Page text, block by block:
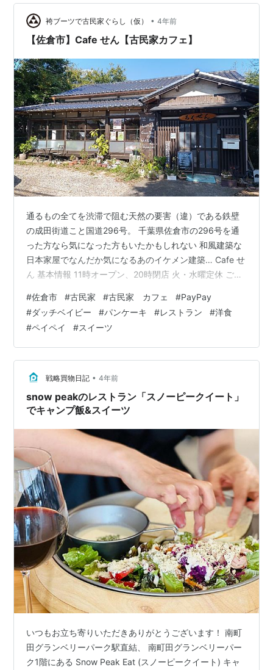
さんの時に紹介したコインパーキングと同じになりま
す） 『オリジナル パンケーキ ハウス』大阪 なんばパー
クス店 住所：大阪府大阪市…
袴ブーツで古民家ぐらし（仮） • 4年前
【佐倉市】Cafe せん【古民家カフェ】
通るもの全てを渋滞で阻む天然の要害（違）である鉄壁
の成田街道こと国道296号。 千葉県佐倉市の296号を通
った方なら気になった方もいたかもしれない 和風建築な
日本家屋でなんだか気になるあのイケメン建築… Cafe せ
ん 基本情報 11時オープン、20時閉店 火・水曜定休 ご予
乗り合わせでのご来店をお願いいたします。 ※公式イン
スタグラムより引用 京成線の京成臼井駅と京成佐倉駅の
中間あたりで、徒歩だとどちらからも30分程のアクセス
のためちょっと厳しいかも。 幻の江原台駅があれば…
ッ！開業はやくしろー 駐車場も296号で車通りも多いの
で駐車も一苦…
#佐倉市 #古民家 #古民家 カフェ #PayPay
#ダッチベイビー #パンケーキ #レストラン #洋食
#ペイペイ #スイーツ
戦略買物日記 • 4年前
snow peakのレストラン「スノーピークイート」
でキャンプ飯&スイーツ
いつもお立ち寄りいただきありがとうございます！ 南町
田グランベリーパーク駅直結、 南町田グランベリーパー
ク1階にある Snow Peak Eat (スノーピークイート) キャ